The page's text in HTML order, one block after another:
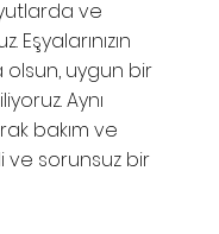
ve
olsun, uygun bir
Aynı
bakım ve
ve sorunsuz bir